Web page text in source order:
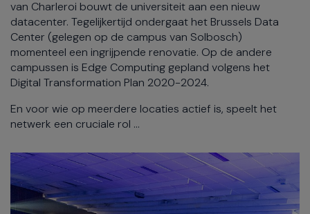
van Charleroi bouwt de universiteit aan een nieuw
datacenter. Tegelijkertijd ondergaat het Brussels Data
Center (gelegen op de campus van Solbosch)
momenteel een ingrijpende renovatie. Op de andere
campussen is Edge Computing gepland volgens het
Digital Transformation Plan 2020-2024.
En voor wie op meerdere locaties actief is, speelt het
netwerk een cruciale rol ...